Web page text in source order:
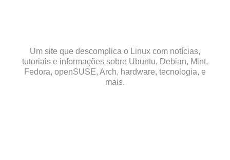
Um site que descomplica o Linux com notícias,
tutoriais e informações sobre Ubuntu, Debian, Mint,
Fedora, openSUSE, Arch, hardware, tecnologia, e
mais.